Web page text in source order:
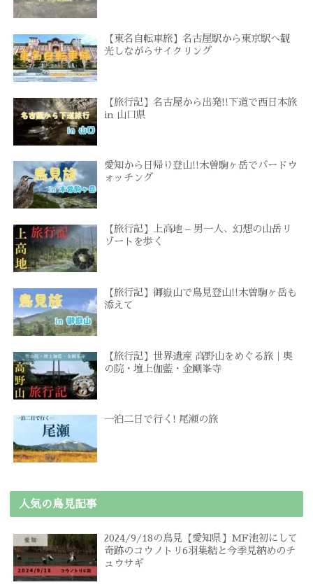
【東名自転車旅】名古屋駅から東京駅へ観
光しながらサイクリング
【旅行記】名古屋から出発!!下道で西日本旅
in 山口県
愛知から日帰り登山!!木曽駒ヶ岳でバードウ
ォッチング
【旅行記】上高地 – 男一人、幻想の山岳リ
ゾートを歩く
【旅行記】御嶽山で鳥見登山!!木曽駒ヶ岳も
添えて
【旅行記】世界遺産 高野山をめぐる旅｜奥
の院・壇上伽藍・金剛峯寺
一泊二日で行く! 尾瀬の旅
人気の鳥見記事
2024/9/18の鳥見【愛知県】MF池初にして
奇跡のコウノトリ6羽集結と今季見納めのチ
ュウサギ